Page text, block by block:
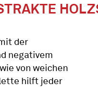
der
negativem
von weichen
hilft jeder